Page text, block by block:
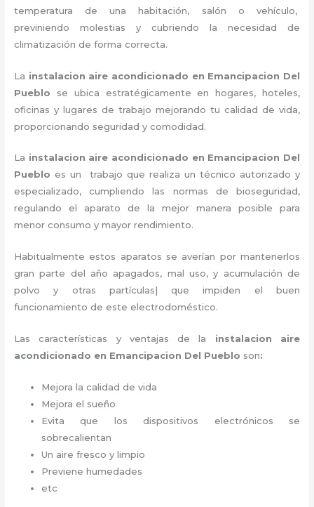
temperatura de una habitación, salón o vehículo,
previniendo molestias y cubriendo la necesidad de
climatización de forma correcta.
La instalacion aire acondicionado en Emancipacion Del
Pueblo se ubica estratégicamente en hogares, hoteles,
oficinas y lugares de trabajo mejorando tu calidad de vida,
proporcionando seguridad y comodidad.
La instalacion aire acondicionado en Emancipacion Del
Pueblo es un
trabajo que realiza un técnico autorizado y
especializado, cumpliendo las normas de bioseguridad,
regulando el aparato de la mejor manera posible para
menor consumo y mayor rendimiento.
Habitualmente estos aparatos se averían por mantenerlos
gran parte del año apagados, mal uso, y acumulación de
polvo y otras partículas| que impiden el buen
funcionamiento de este electrodoméstico.
Las características y ventajas de la instalacion aire
acondicionado en Emancipacion Del Pueblo son:
Mejora la calidad de vida
Mejora el sueño
Evita que los dispositivos electrónicos se
sobrecalientan
Un aire fresco y limpio
Previene humedades
etc